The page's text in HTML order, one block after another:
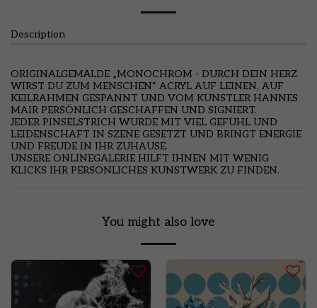
Description
ORIGINALGEMÄLDE „MONOCHROM - DURCH DEIN HERZ
WIRST DU ZUM MENSCHEN“ ACRYL AUF LEINEN, AUF
KEILRAHMEN GESPANNT UND VOM KÜNSTLER HANNES
MAIR PERSÖNLICH GESCHAFFEN UND SIGNIERT.
JEDER PINSELSTRICH WURDE MIT VIEL GEFÜHL UND
LEIDENSCHAFT IN SZENE GESETZT UND BRINGT ENERGIE
UND FREUDE IN IHR ZUHAUSE.
UNSERE ONLINEGALERIE HILFT IHNEN MIT WENIG
KLICKS IHR PERSÖNLICHES KUNSTWERK ZU FINDEN.
You might also love